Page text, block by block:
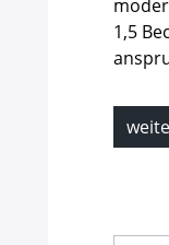
1,5